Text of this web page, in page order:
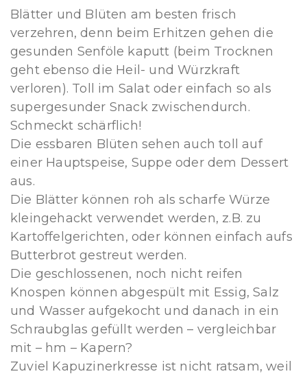
Blätter und Blüten am besten frisch
verzehren, denn beim Erhitzen gehen die
gesunden Senföle kaputt (beim Trocknen
geht ebenso die Heil- und Würzkraft
verloren). Toll im Salat oder einfach so als
supergesunder Snack zwischendurch.
Schmeckt schärflich!
Die essbaren Blüten sehen auch toll auf
einer Hauptspeise, Suppe oder dem Dessert
aus.
Die Blätter können roh als scharfe Würze
kleingehackt verwendet werden, z.B. zu
Kartoffelgerichten, oder können einfach aufs
Butterbrot gestreut werden.
Die geschlossenen, noch nicht reifen
Knospen können abgespült mit Essig, Salz
und Wasser aufgekocht und danach in ein
Schraubglas gefüllt werden – vergleichbar
mit – hm – Kapern?
Zuviel Kapuzinerkresse ist nicht ratsam, weil